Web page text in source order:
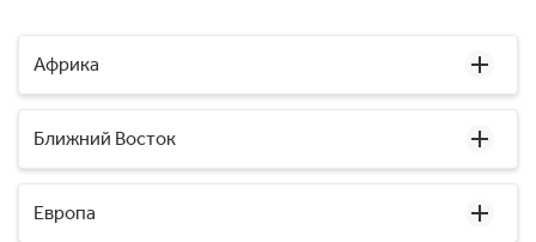
Африка
Ближний Восток
Европа